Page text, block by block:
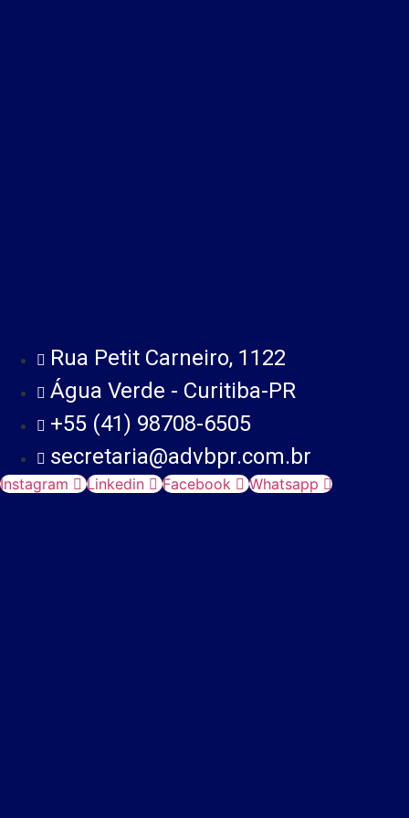
Rua Petit Carneiro, 1122
Água Verde - Curitiba-PR
+55 (41) 98708-6505
secretaria@advbpr.com.br
Instagram Linkedin Facebook Whatsapp